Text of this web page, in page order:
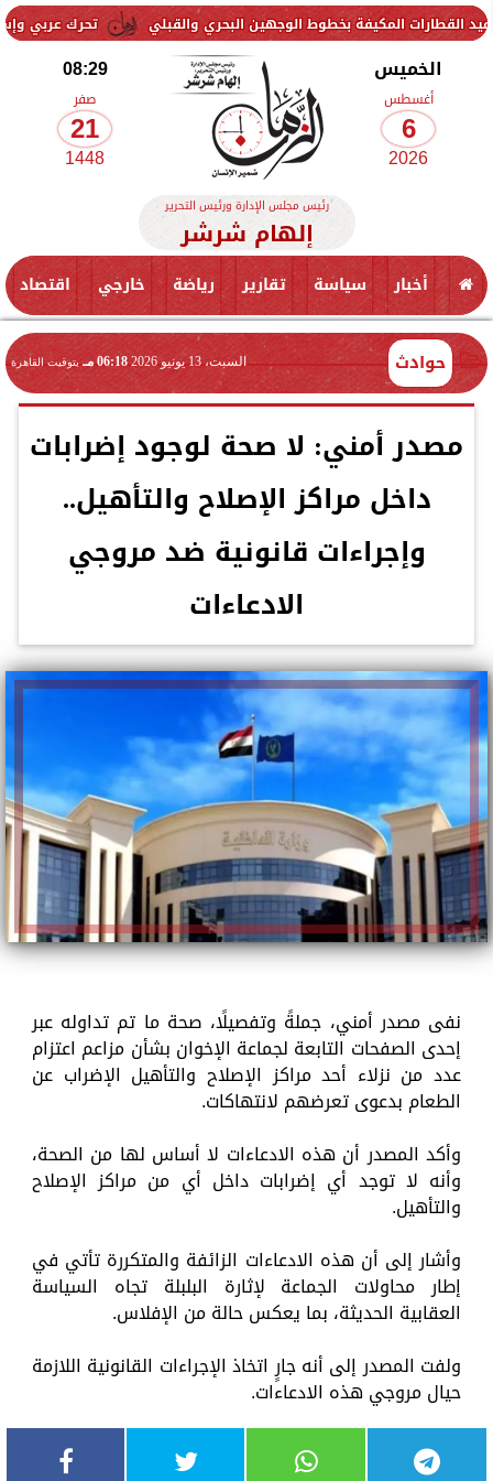
تحرك عربي وإسلامي المكيفة بخطوط الوجهين البحري والقبلي
الخميس
أغسطس
6
2026
08:29
صفر
21
1448
رئيس مجلس الإدارة ورئيس التحرير
إلهام شرشر
أخبار سياسة تقارير رياضة خارجي اقتصاد
حوادث السبت، 13 يونيو 2026 06:18 مـ بتوقيت القاهرة
مصدر أمني: لا صحة لوجود إضرابات
داخل مراكز الإصلاح والتأهيل..
وإجراءات قانونية ضد مروجي
الادعاءات
نفى مصدر أمني، جملةً وتفصيلًا، صحة ما تم تداوله عبر
إحدى الصفحات التابعة لجماعة الإخوان بشأن مزاعم اعتزام
عدد من نزلاء أحد مراكز الإصلاح والتأهيل الإضراب عن
الطعام بدعوى تعرضهم لانتهاكات.
وأكد المصدر أن هذه الادعاءات لا أساس لها من الصحة،
وأنه لا توجد أي إضرابات داخل أي من مراكز الإصلاح
والتأهيل.
وأشار إلى أن هذه الادعاءات الزائفة والمتكررة تأتي في
إطار محاولات الجماعة لإثارة البلبلة تجاه السياسة
العقابية الحديثة، بما يعكس حالة من الإفلاس.
ولفت المصدر إلى أنه جارٍ اتخاذ الإجراءات القانونية اللازمة
حيال مروجي هذه الادعاءات.